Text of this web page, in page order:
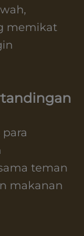
memikat
teman
makanan